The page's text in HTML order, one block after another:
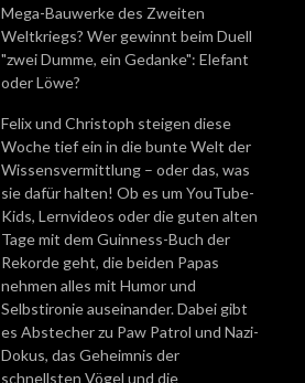
Mega-Bauwerke des Zweiten
Weltkriegs? Wer gewinnt beim Duell
"zwei Dumme, ein Gedanke": Elefant
oder Löwe?
Felix und Christoph steigen diese
Woche tief ein in die bunte Welt der
Wissensvermittlung – oder das, was
sie dafür halten! Ob es um YouTube-
Kids, Lernvideos oder die guten alten
Tage mit dem Guinness-Buch der
Rekorde geht, die beiden Papas
nehmen alles mit Humor und
Selbstironie auseinander. Dabei gibt
es Abstecher zu Paw Patrol und Nazi-
Dokus, das Geheimnis der
schnellsten Vögel und die